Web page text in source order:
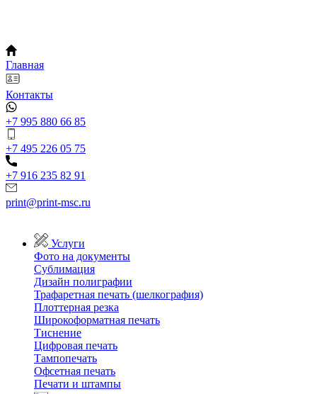
Главная
Контакты
+7 995 880 66 85
+7 495 226 05 75
+7 916 235 82 91
print@print-msc.ru
Услуги
Фото на документы
Сублимация
Дизайн полиграфии
Трафаретная печать (шелкография)
Плоттерная резка
Широкоформатная печать
Тиснение
Цифровая печать
Тампопечать
Офсетная печать
Печати и штампы